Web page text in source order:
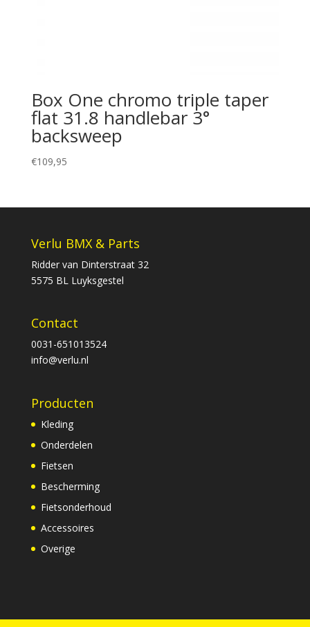
Box One chromo triple taper
flat 31.8 handlebar 3°
backsweep
€109,95
Verlu BMX & Parts
Ridder van Dinterstraat 32
5575 BL Luyksgestel
Contact
0031-651013524
info@verlu.nl
Producten
Kleding
Onderdelen
Fietsen
Bescherming
Fietsonderhoud
Accessoires
Overige